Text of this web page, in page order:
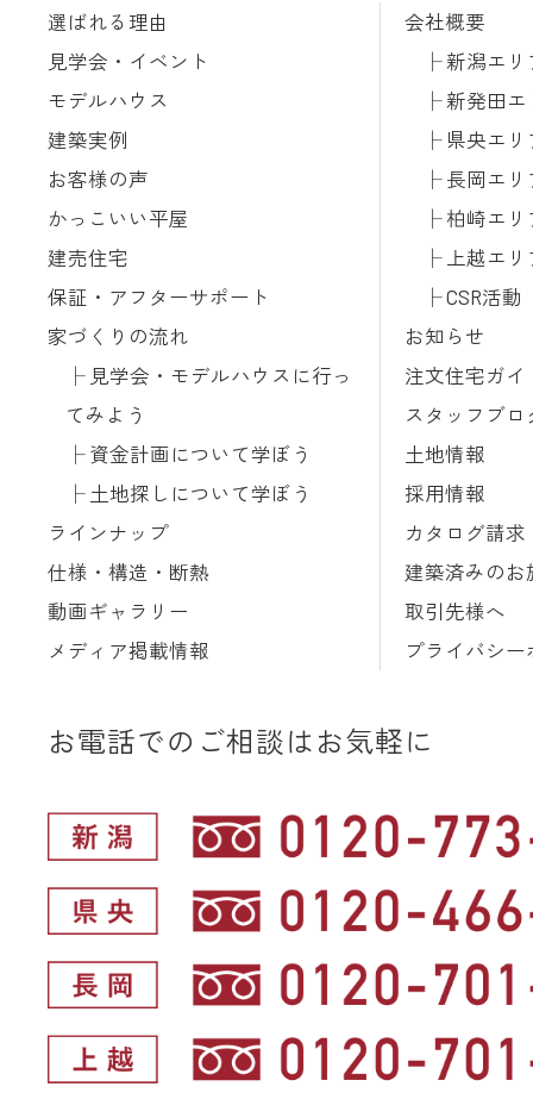
選ばれる理由
見学会・イベント
モデルハウス
建築実例
お客様の声
かっこいい平屋
建売住宅
保証・アフターサポート
家づくりの流れ
見学会・モデルハウスに行っ
てみよう
資金計画について学ぼう
土地探しについて学ぼう
ラインナップ
仕様・構造・断熱
動画ギャラリー
メディア掲載情報
会社概要
新潟エリ
新発田エ
県央エリ
長岡エリ
柏崎エリ
上越エリ
CSR活動
お知らせ
注文住宅ガイ
スタッフブロ
土地情報
採用情報
カタログ請求
建築済みのお
取引先様へ
プライバシー
お電話でのご相談はお気軽に